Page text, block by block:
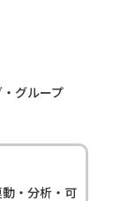
グループ
・分析・可